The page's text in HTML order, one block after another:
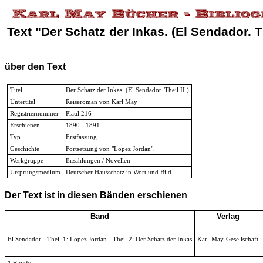
Text "Der Schatz der Inkas. (El Sendador.
über den Text
Titel
Der Schatz der Inkas. (El Sendador. Theil II.)
Untertitel
Reiseroman von Karl May
Registriernummer
Plaul 216
Erschienen
1890 - 1891
Typ
Erstfassung
Geschichte
Fortsetzung von "Lopez Jordan".
Werkgruppe
Erzählungen / Novellen
Ursprungsmedium
Deutscher Hausschatz in Wort und Bild
Der Text ist in diesen Bänden erschienen
Band Verlag
El Sendador - Theil 1: Lopez Jordan - Theil 2: Der Schatz der Inkas Karl-May-Gesellschaft